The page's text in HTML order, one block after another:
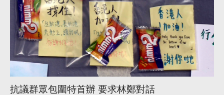
抗議群眾包圍特首辦 要求林鄭對話